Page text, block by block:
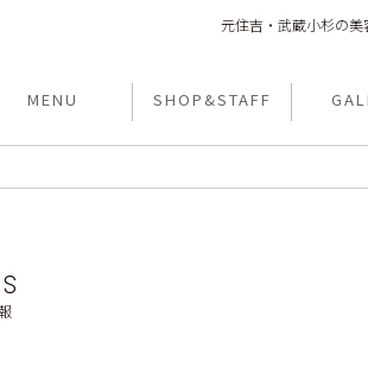
元住吉・武蔵小杉の美
MENU SHOP&STAFF